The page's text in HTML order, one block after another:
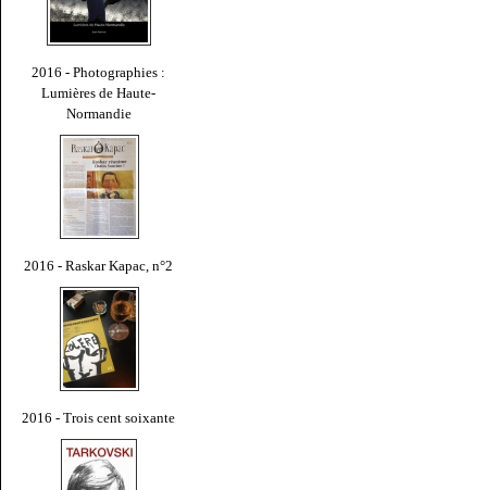
2016 - Photographies :
Lumières de Haute-
Normandie
2016 - Raskar Kapac, n°2
2016 - Trois cent soixante